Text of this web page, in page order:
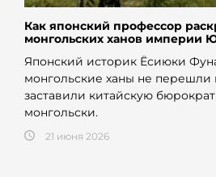
Как японский профессор
монгольских ханов империи
Японский историк Ёсиюки
монгольские ханы не перешли
заставили китайскую
монгольски.
21 июня 2026